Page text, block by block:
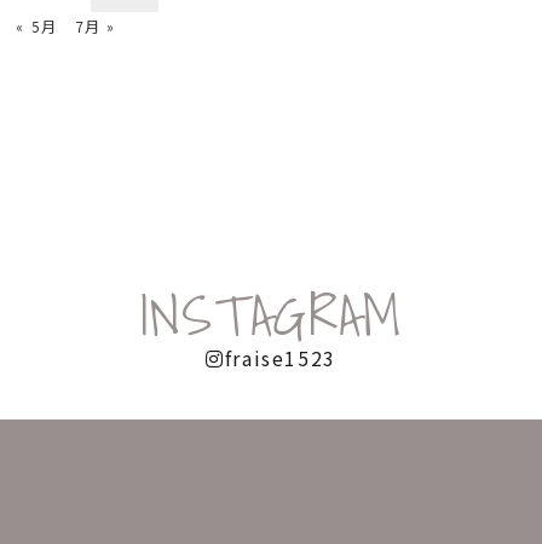
« 5月 7月 »
INSTAGRAM
fraise1523